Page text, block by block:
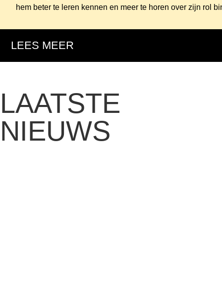
hem beter te leren kennen en meer te horen over zijn rol
LEES MEER
LAATSTE
NIEUWS